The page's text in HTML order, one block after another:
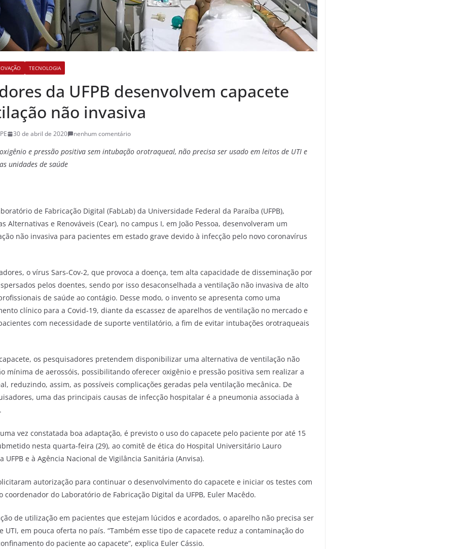
TECNOLOGIA
da UFPB desenvolvem capacete
não invasiva
30 de abril de 2020 nenhum comentário
e pressão positiva sem intubação orotraqueal, não precisa ser usado em leitos de UTI e
unidades de saúde
de Fabricação Digital (FabLab) da Universidade Federal da Paraíba (UFPB),
Alternativas e Renováveis (Cear), no campus I, em João Pessoa, desenvolveram um
não invasiva para pacientes em estado grave devido à infecção pelo novo coronavírus
o vírus Sars-Cov-2, que provoca a doença, tem alta capacidade de disseminação por
pelos doentes, sendo por isso desaconselhada a ventilação não invasiva de alto
de saúde ao contágio. Desse modo, o invento se apresenta como uma
clínico para a Covid-19, diante da escassez de aparelhos de ventilação no mercado e
com necessidade de suporte ventilatório, a fim de evitar intubações orotraqueais
os pesquisadores pretendem disponibilizar uma alternativa de ventilação não
mínima de aerossóis, possibilitando oferecer oxigênio e pressão positiva sem realizar a
reduzindo, assim, as possíveis complicações geradas pela ventilação mecânica. De
uma das principais causas de infecção hospitalar é a pneumonia associada à
vez constatada boa adaptação, é previsto o uso do capacete pelo paciente por até 15
nesta quarta-feira (29), ao comitê de ética do Hospital Universitário Lauro
UFPB e à Agência Nacional de Vigilância Sanitária (Anvisa).
autorização para continuar o desenvolvimento do capacete e iniciar os testes com
coordenador do Laboratório de Fabricação Digital da UFPB, Euler Macêdo.
de utilização em pacientes que estejam lúcidos e acordados, o aparelho não precisa ser
UTI, em pouca oferta no país. “Também esse tipo de capacete reduz a contaminação do
do paciente ao capacete”, explica Euler Cássio.